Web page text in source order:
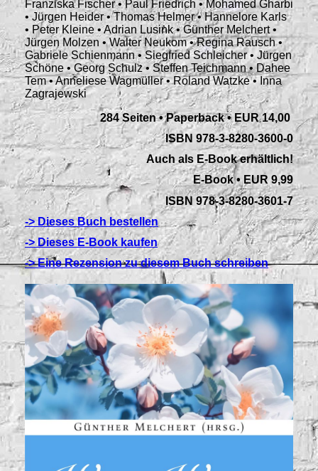
Franziska Fischer • Paul Friedrich • Mohamed Gharbi
• Jürgen Heider • Thomas Helmer • Hannelore Karls
• Peter Kleine • Adrian Lusink • Günther Melchert •
Jürgen Molzen • Walter Neukom • Regina Rausch •
Gabriele Schienmann • Siegfried Schleicher • Jürgen
Schöne • Georg Schulz • Steffen Teichmann • Dahee
Tem • Anneliese Wagmüller • Roland Watzke • Inna
Zagrajewski
284 Seiten • Paperback• EUR 14,00
ISBN 978-3-8280-3600-0
Auch als E-Book erhältlich!
E-Book • EUR 9,99
ISBN 978-3-8280-3601-7
-> Dieses Buch bestellen
-> Dieses E-Book kaufen
-> Eine Rezension zu diesem Buch schreiben